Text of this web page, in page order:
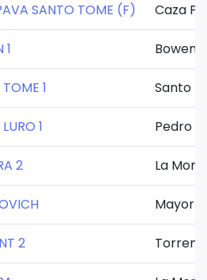
SANTO TOME (F) Caza
1 Bowen
1 Santo
1 Pedro
2 La Mora
Mayor
2 Torrent